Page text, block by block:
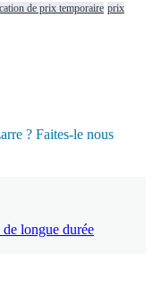
de prix temporaire prix
? Faites-le nous
longue durée